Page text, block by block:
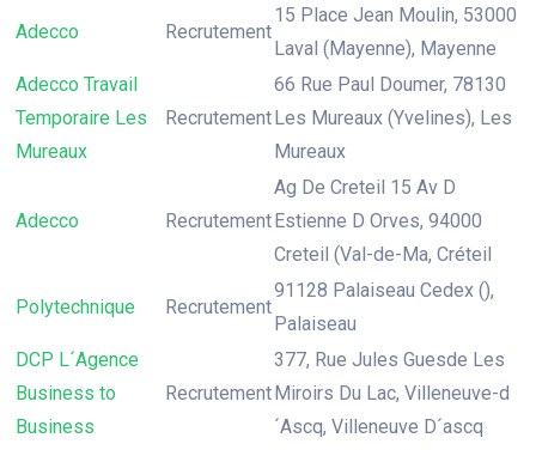
Adecco Recrutement
15 Place Jean Moulin, 53000
Laval (Mayenne), Mayenne
Adecco Travail
Temporaire Les
Mureaux
Recrutement
66 Rue Paul Doumer, 78130
Les Mureaux (Yvelines), Les
Mureaux
Adecco Recrutement
Ag De Creteil 15 Av D
Estienne D Orves, 94000
Creteil (Val-de-Ma, Créteil
Polytechnique Recrutement
91128 Palaiseau Cedex (),
Palaiseau
DCP L´Agence
Business to
Business
Recrutement
377, Rue Jules Guesde Les
Miroirs Du Lac, Villeneuve-d
´Ascq, Villeneuve D´ascq